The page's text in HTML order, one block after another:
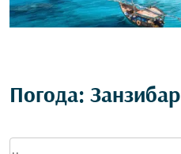
Погода: Занзибар